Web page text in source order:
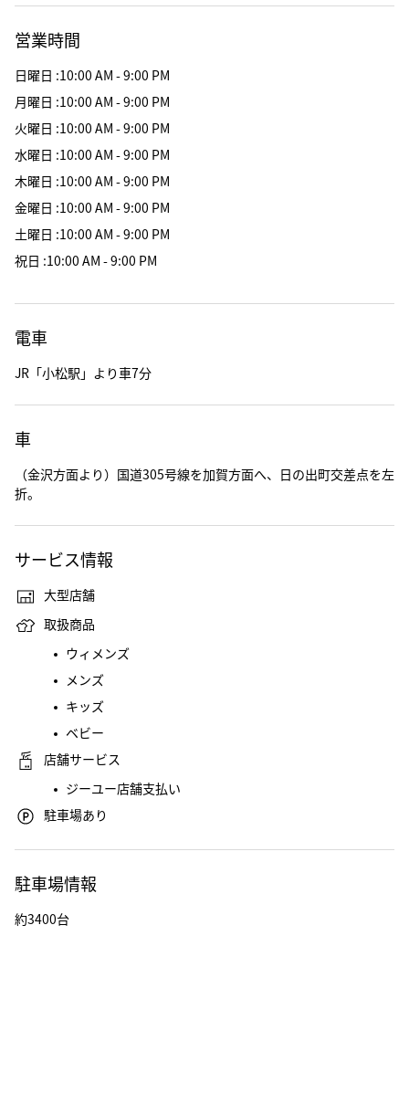
営業時間
日曜日 :10:00 AM - 9:00 PM
月曜日 :10:00 AM - 9:00 PM
火曜日 :10:00 AM - 9:00 PM
水曜日 :10:00 AM - 9:00 PM
木曜日 :10:00 AM - 9:00 PM
金曜日 :10:00 AM - 9:00 PM
土曜日 :10:00 AM - 9:00 PM
祝日 :10:00 AM - 9:00 PM
電車
JR「小松駅」より車7分
車
（金沢方面より）国道305号線を加賀方面へ、日の出町交差点を左
折。
サービス情報
大型店舗
取扱商品
ウィメンズ
メンズ
キッズ
ベビー
店舗サービス
ジーユー店舗支払い
駐車場あり
駐車場情報
約3400台